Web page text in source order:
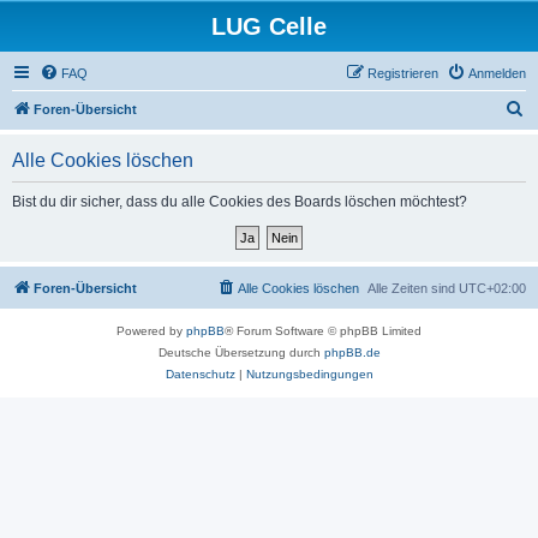
LUG Celle
FAQ Anmelden
Registrieren
Foren-Übersicht
Alle Cookies löschen
Bist du dir sicher, dass du alle Cookies des Boards löschen möchtest?
Foren-Übersicht Alle Zeiten sind UTC+02:00
Alle Cookies löschen
Powered by phpBB® Forum Software © phpBB Limited
Deutsche Übersetzung durch phpBB.de
Datenschutz| Nutzungsbedingungen